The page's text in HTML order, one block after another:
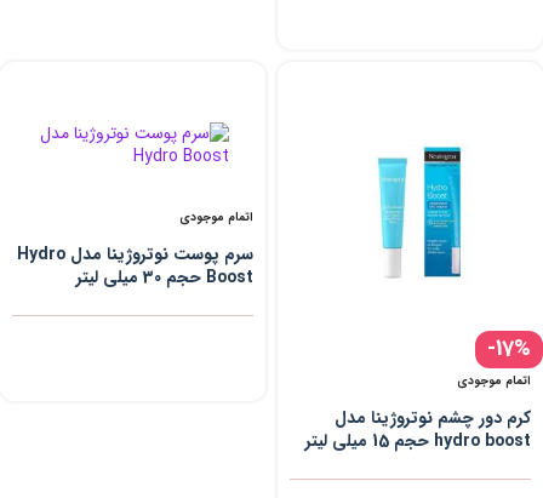
-17%
اتمام موجودی
کرم دور چشم نوتروژینا مدل
hydro boost حجم 15 میلی لیتر
اتمام موجودی
سرم پوست نوتروژینا مدل Hydro
Boost حجم 30 میلی لیتر